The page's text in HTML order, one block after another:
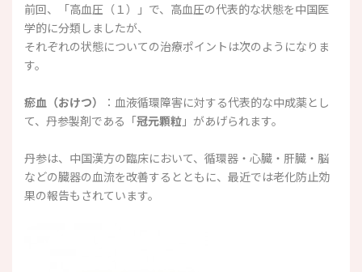
前回、「高血圧（１）」で、高血圧の代表的な状態を中国医
学的に分類しましたが、
それぞれの状態についての治療ポイントは次のようになりま
す。
瘀血（おけつ）
：血液循環障害に対する代表的な中成薬とし
て、丹参製剤である「冠元顆粒 」があげられます。
丹参は、中国漢方の臨床において、循環器・心臓・肝臓・脳
などの臓器の血流を改善するとともに、最近では老化防止効
果の報告もされています。